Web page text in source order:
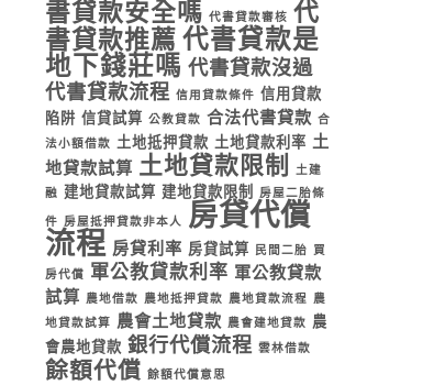
書貸款安全嗎 代書貸款審核 代
書貸款推薦 代書貸款是
地下錢莊嗎 代書貸款沒過
代書貸款流程 信用貸款條件 信用貸款
陷阱 信貸試算 公教貸款 合法代書貸款 合
法小額借款 土地抵押貸款 土地貸款利率 土
地貸款試算 土地貸款限制
土建
融
建地貸款試算 建地貸款限制 房屋二胎條
件 房屋抵押貸款非本人
房貸代償
流程 房貸利率 房貸試算 民間二胎
買
房代償
軍公教貸款利率 軍公教貸款
試算
農地借款 農地抵押貸款 農地貸款流程
農
地貸款試算
農會土地貸款 農會建地貸款
農
會農地貸款 銀行代償流程 雲林借款
餘額代償 餘額代償意思